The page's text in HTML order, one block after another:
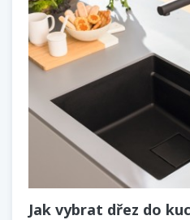
Jak vybrat dřez do